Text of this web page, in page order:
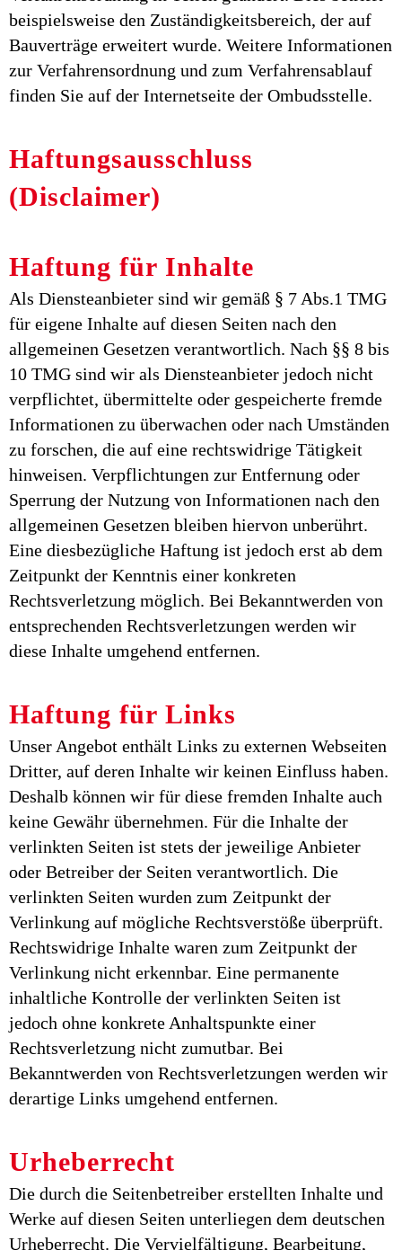
beispielsweise den Zuständigkeitsbereich, der auf
Bauverträge erweitert wurde. Weitere Informationen
zur Verfahrensordnung und zum Verfahrensablauf
finden Sie auf der Internetseite der Ombudsstelle.
Haftungsausschluss
(Disclaimer)
Haftung für Inhalte
Als Diensteanbieter sind wir gemäß § 7 Abs.1 TMG
für eigene Inhalte auf diesen Seiten nach den
allgemeinen Gesetzen verantwortlich. Nach §§ 8 bis
10 TMG sind wir als Diensteanbieter jedoch nicht
verpflichtet, übermittelte oder gespeicherte fremde
Informationen zu überwachen oder nach Umständen
zu forschen, die auf eine rechtswidrige Tätigkeit
hinweisen. Verpflichtungen zur Entfernung oder
Sperrung der Nutzung von Informationen nach den
allgemeinen Gesetzen bleiben hiervon unberührt.
Eine diesbezügliche Haftung ist jedoch erst ab dem
Zeitpunkt der Kenntnis einer konkreten
Rechtsverletzung möglich. Bei Bekanntwerden von
entsprechenden Rechtsverletzungen werden wir
diese Inhalte umgehend entfernen.
Haftung für Links
Unser Angebot enthält Links zu externen Webseiten
Dritter, auf deren Inhalte wir keinen Einfluss haben.
Deshalb können wir für diese fremden Inhalte auch
keine Gewähr übernehmen. Für die Inhalte der
verlinkten Seiten ist stets der jeweilige Anbieter
oder Betreiber der Seiten verantwortlich. Die
verlinkten Seiten wurden zum Zeitpunkt der
Verlinkung auf mögliche Rechtsverstöße überprüft.
Rechtswidrige Inhalte waren zum Zeitpunkt der
Verlinkung nicht erkennbar. Eine permanente
inhaltliche Kontrolle der verlinkten Seiten ist
jedoch ohne konkrete Anhaltspunkte einer
Rechtsverletzung nicht zumutbar. Bei
Bekanntwerden von Rechtsverletzungen werden wir
derartige Links umgehend entfernen.
Urheberrecht
Die durch die Seitenbetreiber erstellten Inhalte und
Werke auf diesen Seiten unterliegen dem deutschen
Urheberrecht. Die Vervielfältigung, Bearbeitung,